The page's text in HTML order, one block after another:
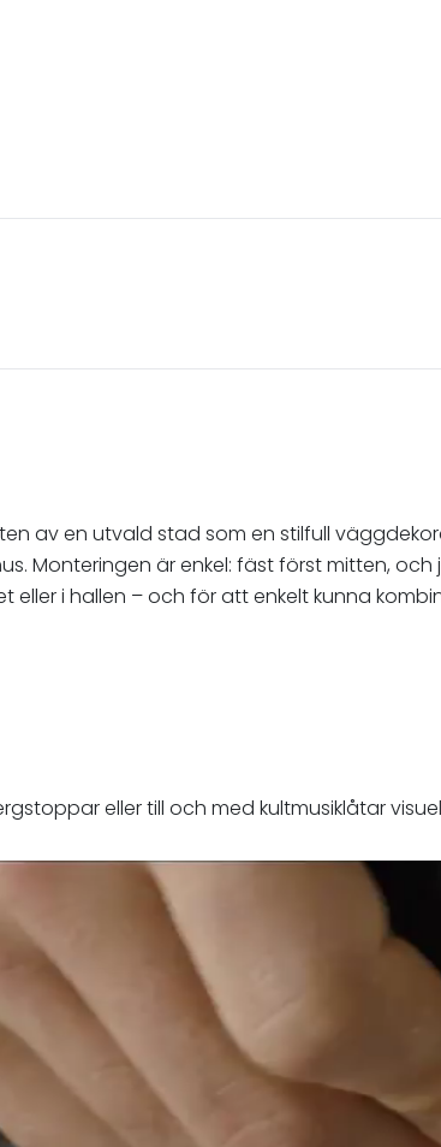
av en utvald stad som en stilfull
Monteringen är enkel: fäst först mitten,
i hallen – och för att enkelt kunna
eller till och med kultmusiklåtar